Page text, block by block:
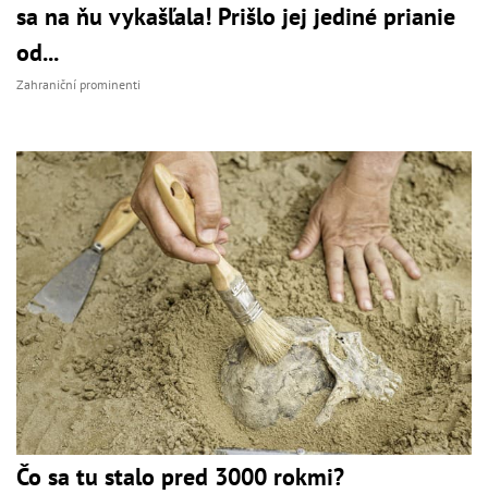
sa na ňu vykašľala! Prišlo jej jediné prianie
od...
Zahraniční prominenti
Čo sa tu stalo pred 3000 rokmi?